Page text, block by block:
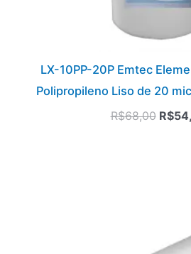
LX-10PP-20P Emtec
Polipropileno Liso de 20
R$68,00 R$